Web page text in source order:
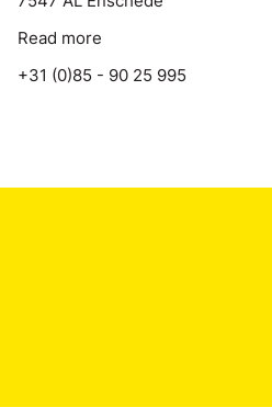
Read more
+31 (0)85 - 90 25 995